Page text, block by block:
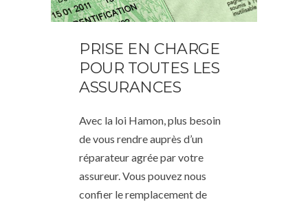
PRISE EN CHARGE
POUR TOUTES LES
ASSURANCES
Avec la loi Hamon, plus besoin
de vous rendre auprès d’un
réparateur agrée par votre
assureur. Vous pouvez nous
confier le remplacement de